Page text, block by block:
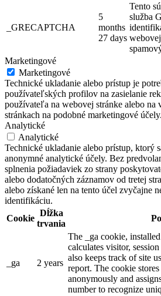
_GRECAPTCHA
5
months
27 days
Tento
služba
Marketingové
Marketingové
Technické ukladanie alebo prístup je
používateľských profilov na zasielanie
používateľa na webovej stránke alebo na
stránkach na podobné marketingové účely.
Analytické
Analytické
Technické ukladanie alebo prístup, ktorý
anonymné analytické účely. Bez
splnenia požiadaviek zo strany
alebo dodatočných záznamov od tretej
alebo získané len na tento účel zvyčajne
identifikáciu.
Cookie
Dĺžka
trvania
_ga 2 years
The _ga cookie,
calculates visitor,
also keeps track of site
report. The cookie
anonymously and
number to recognize